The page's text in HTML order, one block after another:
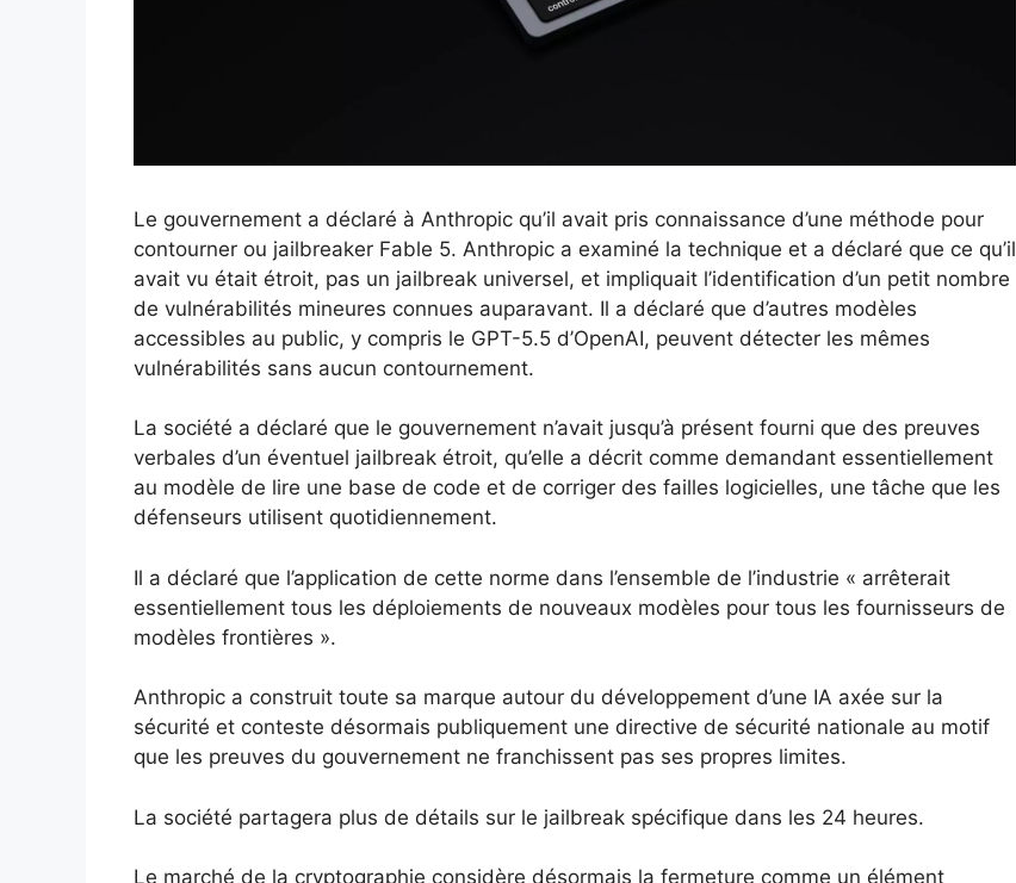
Le gouvernement a déclaré à Anthropic qu’il avait pris connaissance d’une méthode pour
contourner ou jailbreaker Fable 5. Anthropic a examiné la technique et a déclaré que ce qu’il
avait vu était étroit, pas un jailbreak universel, et impliquait l’identification d’un petit nombre
de vulnérabilités mineures connues auparavant. Il a déclaré que d’autres modèles
accessibles au public, y compris le GPT-5.5 d’OpenAI, peuvent détecter les mêmes
vulnérabilités sans aucun contournement.
La société a déclaré que le gouvernement n’avait jusqu’à présent fourni que des preuves
verbales d’un éventuel jailbreak étroit, qu’elle a décrit comme demandant essentiellement
au modèle de lire une base de code et de corriger des failles logicielles, une tâche que les
défenseurs utilisent quotidiennement.
Il a déclaré que l’application de cette norme dans l’ensemble de l’industrie « arrêterait
essentiellement tous les déploiements de nouveaux modèles pour tous les fournisseurs de
modèles frontières ».
Anthropic a construit toute sa marque autour du développement d’une IA axée sur la
sécurité et conteste désormais publiquement une directive de sécurité nationale au motif
que les preuves du gouvernement ne franchissent pas ses propres limites.
La société partagera plus de détails sur le jailbreak spécifique dans les 24 heures.
Le marché de la cryptographie considère désormais la fermeture comme un élément